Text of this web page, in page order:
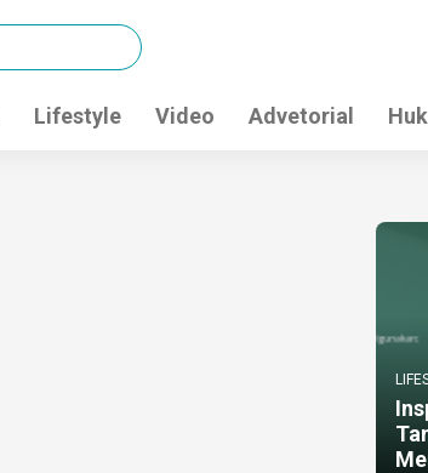
Lifestyle Video Advetorial